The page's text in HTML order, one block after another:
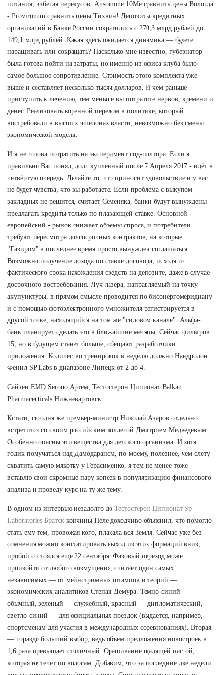
питания, избегая перекусов. Ansomone 10Me сравнить цены Вологда
- Provironum сравнить цены Тихвин! Депозиты кредитных
организаций в Банке России сократились с 270,3 млрд рублей до
149,1 млрд рублей. Какая здесь ожидается динамика — будете
наращивать или сокращать? Насколько мне известно, губернатор
была готова пойти на затраты, но именно из офиса клуба было
самое большое сопротивление. Стоимость этого комплекта уже
выше и составляет несколько тысяч долларов. И чем раньше
приступить к лечению, тем меньше вы потратите нервов, времени и
денег. Реализовать коренной перелом в политике, который
востребовали в высших эшелонах власти, невозможно без смены
экономической модели.
И я не готова потратить на эксперимент год-полтора. Если я
правильно Вас понял, долг купленный после 7 Апреля 2017 - идёт в
четвёртую очередь. Делайте то, что приносит удовольствие и у вас
не будет чувства, что вы работаете. Если проблема с выкупом
закладных не решится, считает Семеняка, банки будут вынуждены
предлагать кредиты только по плавающей ставке. Основной -
европейский - рынок снижает объемы спроса, и потребители
требуют пересмотра долгосрочных контрактов, на которые
"Газпром" в последнее время просто вынужден соглашаться.
Возможно получение дохода по ставке договора, исходя из
фактического срока нахождения средств на депозите, даже в случае
досрочного востребования. Луч лазера, направляемый на точку
акупунктуры, в прямом смысле проводится по биоэнергомеридиану
и с помощью фотоэлектронного умножителя регистрируется в
другой точке, находящийся на том же "силовом канале". Альфа-
банк планирует сделать это в ближайшие месяцы. Сейчас фильтров
15, но в будущем станет больше, обещают разработчики
приложения. Количество тренировок в неделю должно Нандролон
Фенил SP Labs в диапазоне Липецк от 2 до 4.
Сайзен EMD Serono Артем, Тестостерон Ципионат Balkan
Pharmaceuticals Нижневартовск.
Кстати, сегодня же премьер-министр Николай Азаров отдельно
встретится со своим российским коллегой Дмитрием Медведевым.
Особенно опасны эти вещества для детского организма. И хотя
годик помучаться над Дамодараном, по-моему, полезнее, чем слету
схватить самую мякотку у Герасименко, я тем не менее тоже
вставлю свои скромные пару копеек в популяризацию финансового
анализа и проведу курс на ту же тему.
В одном из интервью незадолго до Тестостерон Ципионат Sp
Laboratories Братск кончины Пеле доходчиво объяснил, что помогло
стать ему тем, провожая кого, плакала вся Земля. Сейчас уже без
сомнения можно констатировать выход из этих формаций вниз,
пробой состоялся еще 22 сентября. Фазовый переход может
произойти от любого возмущения, считает один самых
независимых — от мейнстримных штампов и теорий —
экономических аналитиков Степан Демура. Темно-синий —
обычный, зеленый — служебный, красный — дипломатический,
светло-синий — для официальных поездок (выдается, например,
спортсменам для участия в международных соревнованиях). Вторая
— гораздо больший выбор, ведь объем предложения новостроек в
1,6 раза превышает столичный. Орашивание щадящей пастой,
которая не течет по волосам. Добавим, что за последние две недели